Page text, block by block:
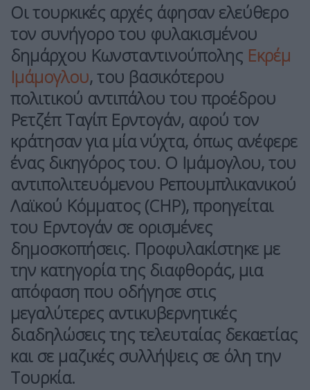
Οι τουρκικές αρχές άφησαν ελεύθερο
τον συνήγορο του φυλακισμένου
δημάρχου Κωνσταντινούπολης Εκρέμ
Ιμάμογλου, του βασικότερου
πολιτικού αντιπάλου του προέδρου
Ρετζέπ Ταγίπ Ερντογάν, αφού τον
κράτησαν για μία νύχτα, όπως ανέφερε
ένας δικηγόρος του. Ο Ιμάμογλου, του
αντιπολιτευόμενου Ρεπουμπλικανικού
Λαϊκού Κόμματος (CHP), προηγείται
του Ερντογάν σε ορισμένες
δημοσκοπήσεις. Προφυλακίστηκε με
την κατηγορία της διαφθοράς, μια
απόφαση που οδήγησε στις
μεγαλύτερες αντικυβερνητικές
διαδηλώσεις της τελευταίας δεκαετίας
και σε μαζικές συλλήψεις σε όλη την
Τουρκία.